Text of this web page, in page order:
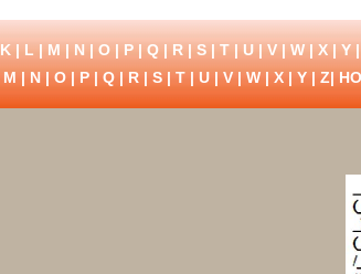
K|L|M|N|O|P|Q|R|S|T|U|V|W|X|Y
M | N | O | P | Q | R | S | T | U | V| W| X | Y | Z|